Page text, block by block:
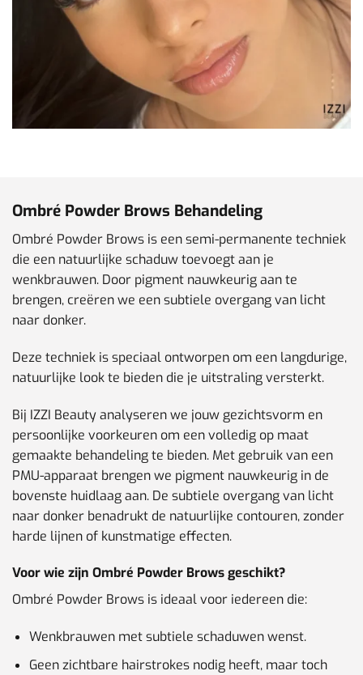
Ombré Powder Brows Behandeling
Ombré Powder Brows is een semi-permanente techniek
die een natuurlijke schaduw toevoegt aan je
wenkbrauwen. Door pigment nauwkeurig aan te
brengen, creëren we een subtiele overgang van licht
naar donker.
Deze techniek is speciaal ontworpen om een langdurige,
natuurlijke look te bieden die je uitstraling versterkt.
Bij IZZI Beauty analyseren we jouw gezichtsvorm en
persoonlijke voorkeuren om een volledig op maat
gemaakte behandeling te bieden. Met gebruik van een
PMU-apparaat brengen we pigment nauwkeurig in de
bovenste huidlaag aan. De subtiele overgang van licht
naar donker benadrukt de natuurlijke contouren, zonder
harde lijnen of kunstmatige effecten.
Voor wie zijn Ombré Powder Brows geschikt?
Ombré Powder Brows is ideaal voor iedereen die:
Wenkbrauwen met subtiele schaduwen wenst.
Geen zichtbare hairstrokes nodig heeft, maar toch